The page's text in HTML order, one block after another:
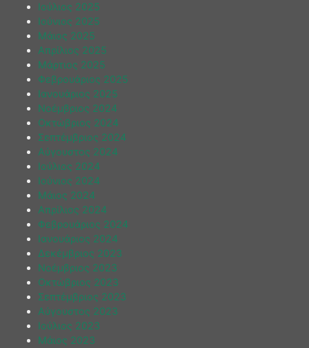
Ιούλιος 2025
Ιούνιος 2025
Μάιος 2025
Απρίλιος 2025
Μάρτιος 2025
Φεβρουάριος 2025
Ιανουάριος 2025
Νοέμβριος 2024
Οκτώβριος 2024
Σεπτέμβριος 2024
Αύγουστος 2024
Ιούλιος 2024
Ιούνιος 2024
Μάιος 2024
Απρίλιος 2024
Φεβρουάριος 2024
Ιανουάριος 2024
Δεκέμβριος 2023
Νοέμβριος 2023
Οκτώβριος 2023
Σεπτέμβριος 2023
Αύγουστος 2023
Ιούλιος 2023
Μάιος 2023